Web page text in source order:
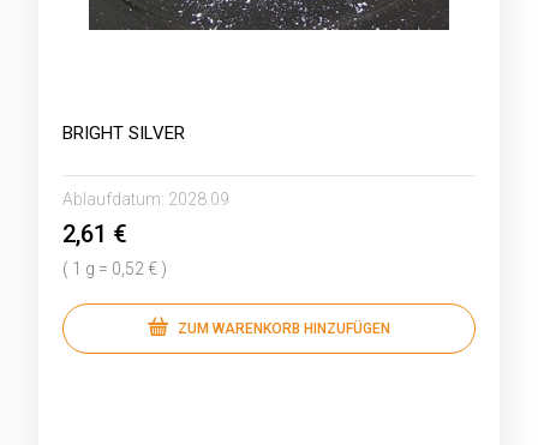
BRIGHT SILVER
Ablaufdatum: 2028.09
2,61 €
( 1 g = 0,52 € )
ZUM WARENKORB HINZUFÜGEN